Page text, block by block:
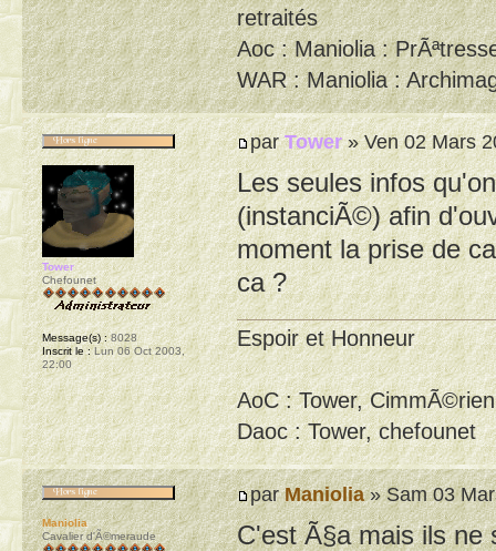
retraités
Aoc : Maniolia :
WAR : Maniolia :
parTower» Ven 02 Mars
Les seules infos
(instanciÃ©) afin
moment la prise de
ca ?
Espoir et Honneur
AoC : Tower,
Daoc : Tower, chefounet
Tower
Chefounet
Message(s) :8028
Inscrit le :Lun 06 Oct 2003,
22:00
parManiolia» Sam 03
C'est Ã§a mais ils ne
Maniolia
Cavalier d'Ã©meraude